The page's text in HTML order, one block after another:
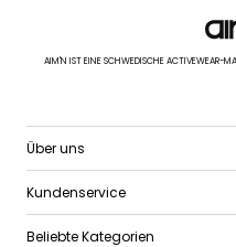
AIM'N IST EINE SCHWEDISCHE ACTIVEWEAR-
Über uns
Kundenservice
Beliebte Kategorien